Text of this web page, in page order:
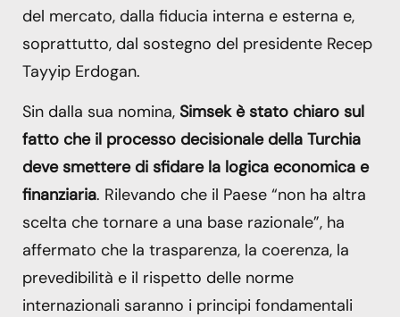
del mercato, dalla fiducia interna e esterna e,
soprattutto, dal sostegno del presidente Recep
Tayyip Erdogan.
Sin dalla sua nomina, Simsek è stato chiaro sul
fatto che il processo decisionale della Turchia
deve smettere di sfidare la logica economica e
finanziaria. Rilevando che il Paese “non ha altra
scelta che tornare a una base razionale”, ha
affermato che la trasparenza, la coerenza, la
prevedibilità e il rispetto delle norme
internazionali saranno i principi fondamentali